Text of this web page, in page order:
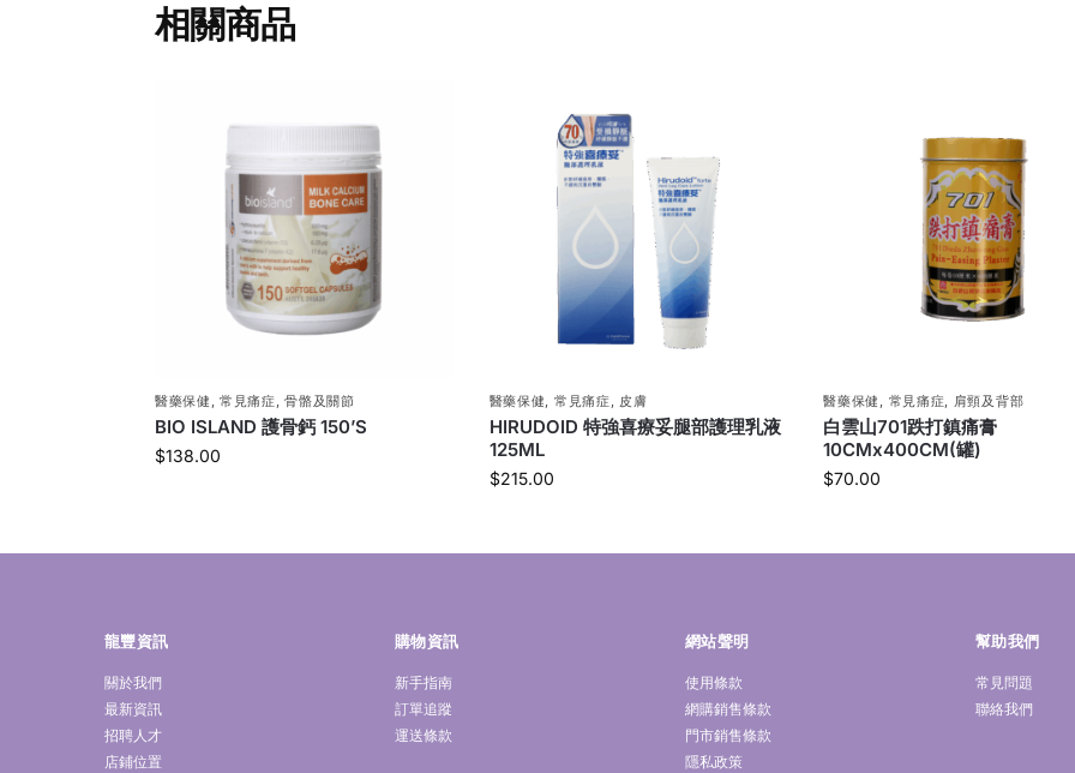
相關商品
醫藥保健 ,常見痛症,骨骼及關節
BIO ISLAND 護骨鈣 150’S
$138.00
醫藥保健, 常見痛症, 皮膚
HIRUDOID 特強喜療妥腿部護理乳液
125ML
$215.00
醫藥保健 , 常見痛症, 肩頸及背部
白雲山701跌打鎮痛膏
10CMx400CM(罐)
$70.00
龍豐資訊
關於我們
最新資訊
招聘人才
店鋪位置
購物資訊
新手指南
訂單追蹤
運送條款
網站聲明
使用條款
網購銷售條款
門市銷售條款
隱私政策
幫助我們
常見問題
聯絡我們